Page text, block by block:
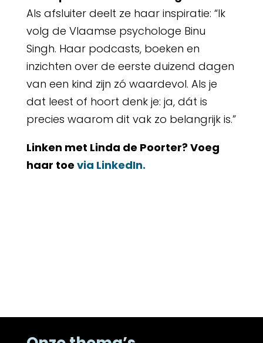
Als afsluiter deelt ze haar inspiratie: “Ik
volg de Vlaamse psychologe Binu
Singh. Haar podcasts, boeken en
inzichten over de eerste duizend dagen
van een kind zijn zó waardevol. Als je
dat leest of hoort denk je: ja, dát is
precies waarom dit vak zo belangrijk is.”
Linken met Linda de Poorter? Voeg
haar toe via LinkedIn.